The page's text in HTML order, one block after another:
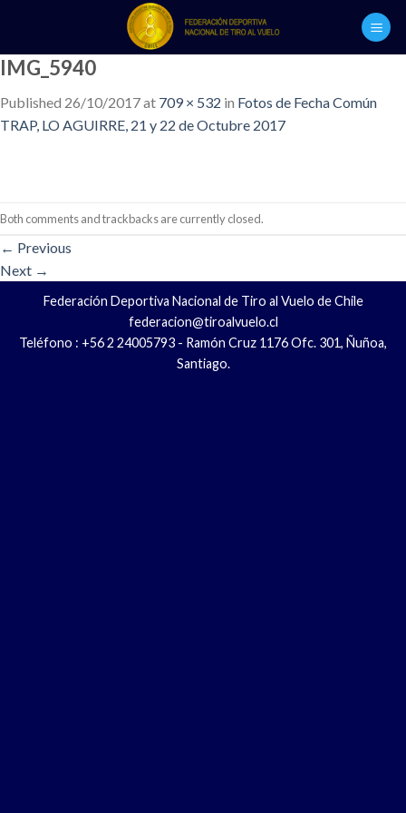
content
IMG_5940
Published 26/10/2017at 709 × 532 in Fotos de Fecha Común
TRAP, LO AGUIRRE, 21 y 22 de Octubre 2017
Both comments and trackbacks are currently closed.
← Previous
Next →
Federación Deportiva Nacional de Tiro al Vuelo de Chile
federacion@tiroalvuelo.cl
Teléfono : +56 2 24005793 - Ramón Cruz 1176 Ofc. 301, Ñuñoa,
Santiago.